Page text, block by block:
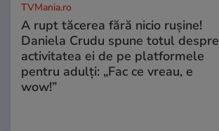
TVMania.ro
A rupt tăcerea fără nicio rușine!
Daniela Crudu spune totul despre
activitatea ei de pe platformele
pentru adulți: „Fac ce vreau, e
wow!”